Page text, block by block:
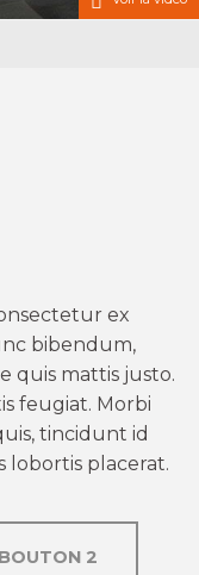
favoris
ex
bibendum,
quis mattis justo.
feugiat. Morbi
tincidunt id
lobortis placerat.
BOUTON 2